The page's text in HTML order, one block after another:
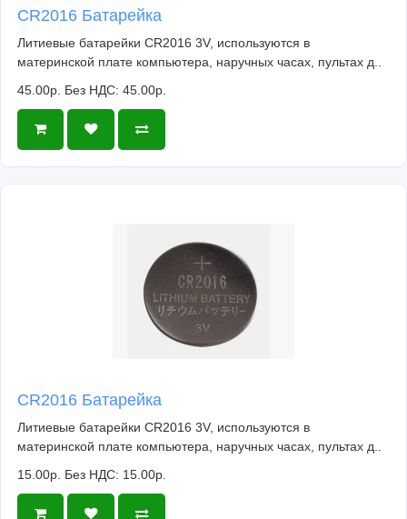
CR2016 Батарейка
Литиевые батарейки CR2016 3V, используются в
материнской плате компьютера, наручных часах, пультах д..
45.00р. Без НДС: 45.00р.
CR2016 Батарейка
Литиевые батарейки CR2016 3V, используются в
материнской плате компьютера, наручных часах, пультах д..
15.00р. Без НДС: 15.00р.